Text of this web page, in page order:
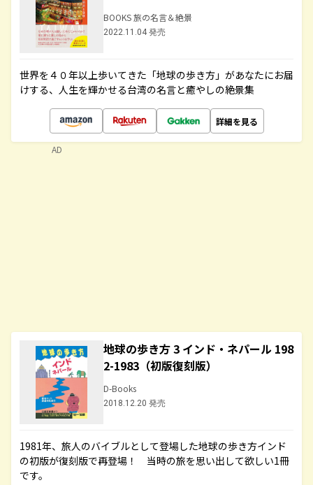
BOOKS 旅の名言＆絶景
2022.11.04 発売
世界を４０年以上歩いてきた「地球の歩き方」があなたにお届
けする、人生を輝かせる台湾の名言と癒やしの絶景集
詳細を見る
地球の歩き方 3 インド・ネパール 198
2-1983（初版復刻版）
D-Books
2018.12.20 発売
1981年、旅人のバイブルとして登場した地球の歩き方インド
の初版が復刻版で再登場！ 当時の旅を思い出して欲しい1冊
です。
AD